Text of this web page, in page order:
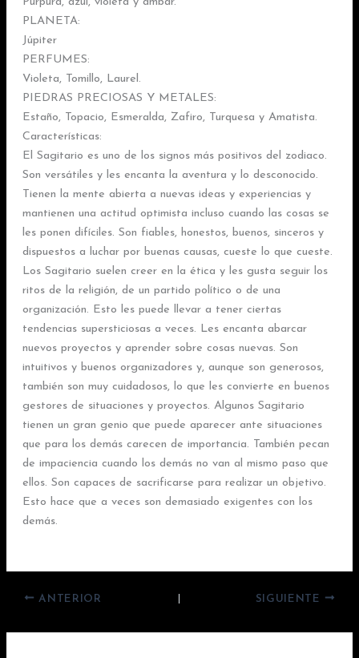
PLANETA:
Júpiter
PERFUMES:
Violeta, Tomillo, Laurel.
PIEDRAS PRECIOSAS Y METALES:
Estaño, Topacio, Esmeralda, Zafiro, Turquesa y Amatista.
Características:
El Sagitario es uno de los signos más positivos del zodiaco.
Son versátiles y les encanta la aventura y lo desconocido.
Tienen la mente abierta a nuevas ideas y experiencias y
mantienen una actitud optimista incluso cuando las cosas se
les ponen difíciles. Son fiables, honestos, buenos, sinceros y
dispuestos a luchar por buenas causas, cueste lo que cueste.
Los Sagitario suelen creer en la ética y les gusta seguir los
ritos de la religión, de un partido político o de una
organización. Esto les puede llevar a tener ciertas
tendencias supersticiosas a veces. Les encanta abarcar
nuevos proyectos y aprender sobre cosas nuevas. Son
intuitivos y buenos organizadores y, aunque son generosos,
también son muy cuidadosos, lo que les convierte en buenos
gestores de situaciones y proyectos. Algunos Sagitario
tienen un gran genio que puede aparecer ante situaciones
que para los demás carecen de importancia. También pecan
de impaciencia cuando los demás no van al mismo paso que
ellos. Son capaces de sacrificarse para realizar un objetivo.
Esto hace que a veces son demasiado exigentes con los
demás.
ANTERIOR SIGUIENTE